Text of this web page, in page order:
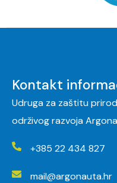
Kontakt
Udruga za zaštitu
održivog razvoja
+385 22 434 827
mail@argonauta.hr